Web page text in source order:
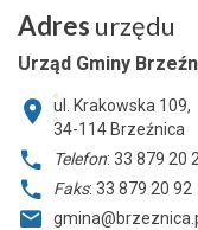
Adres urzędu
Urząd Gminy
ul. Krakowska 109,
34-114 Brzeźnica
Telefon: 33 879 20
Faks: 33 879 20 92